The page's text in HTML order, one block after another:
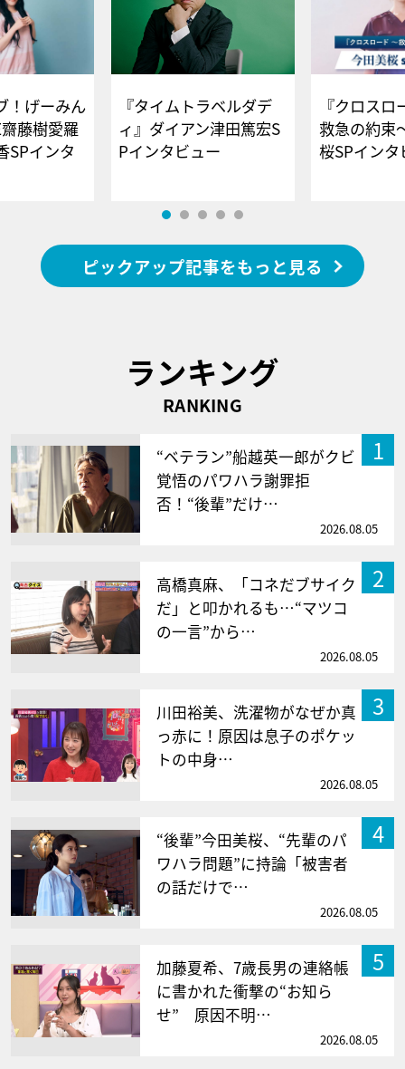
！げーみん
藤樹愛羅
SPインタ
『タイムトラベルダデ
ィ』ダイアン津田篤宏S
Pインタビュー
『クロス
救急の約束
桜SPイ
ピックアップ記事をもっと見る
ランキング
RANKING
1
“ベテラン”船越英一郎がクビ
覚悟のパワハラ謝罪拒
否！“後輩”だけ…
2026.08.05
2
高橋真麻、「コネだブサイク
だ」と叩かれるも…“マツコ
の一言”から…
2026.08.05
3
川田裕美、洗濯物がなぜか真
っ赤に！原因は息子のポケッ
トの中身…
2026.08.05
4
“後輩”今田美桜、“先輩のパ
ワハラ問題”に持論「被害者
の話だけで…
2026.08.05
5
加藤夏希、7歳長男の連絡帳
に書かれた衝撃の“お知ら
せ” 原因不明…
2026.08.05